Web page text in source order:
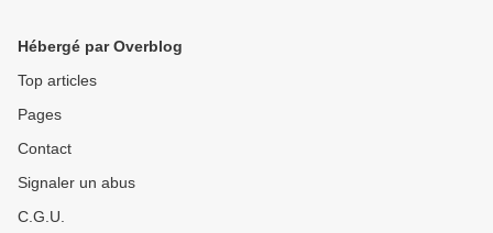
Hébergé par Overblog
Top articles
Pages
Contact
Signaler un abus
C.G.U.